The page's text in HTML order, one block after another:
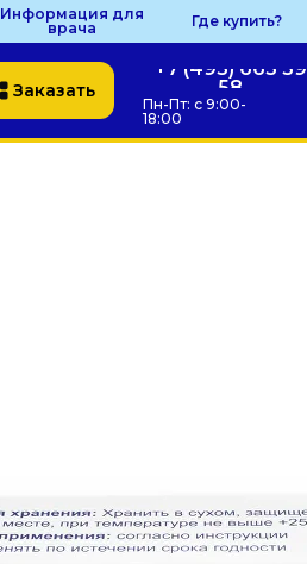
Информация для
врача
Где купить?
Заказать
Пн-Пт: с 9:00-
18:00
+7 (495) 663 59
58